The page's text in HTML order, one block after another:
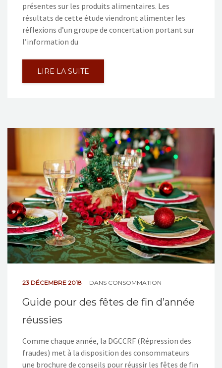
présentes sur les produits alimentaires. Les
résultats de cette étude viendront alimenter les
réflexions d’un groupe de concertation portant sur
l’information du
LIRE LA SUITE
23 DÉCEMBRE 2018 DANS CONSOMMATION
Guide pour des fêtes de fin d’année
réussies
Comme chaque année, la DGCCRF (Répression des
fraudes) met à la disposition des consommateurs
une brochure de conseils pour réussir les fêtes de fin